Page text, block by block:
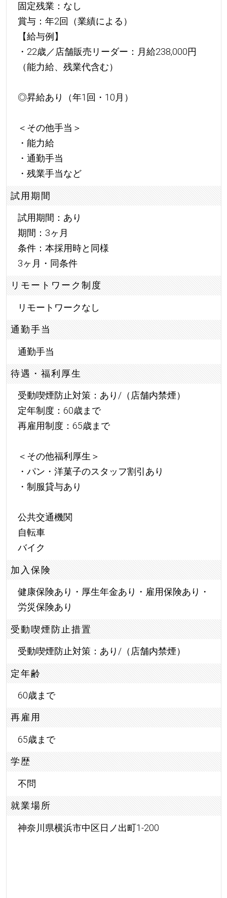
固定残業：なし
賞与：年2回（業績による）
【給与例】
・22歳／店舗販売リーダー：月給238,000円
（能力給、残業代含む）
◎昇給あり（年1回・10月）
＜その他手当＞
・能力給
・通勤手当
・残業手当など
試用期間
試用期間：あり
期間：3ヶ月
条件：本採用時と同様
3ヶ月・同条件
リモートワーク制度
リモートワークなし
通勤手当
通勤手当
待遇・福利厚生
受動喫煙防止対策：あり/（店舗内禁煙）
定年制度：60歳まで
再雇用制度：65歳まで
＜その他福利厚生＞
・パン・洋菓子のスタッフ割引あり
・制服貸与あり
公共交通機関
自転車
バイク
加入保険
健康保険あり・厚生年金あり・雇用保険あり・
労災保険あり
受動喫煙防止措置
受動喫煙防止対策：あり/（店舗内禁煙）
定年齢
60歳まで
再雇用
65歳まで
学歴
不問
就業場所
神奈川県横浜市中区日ノ出町1-200